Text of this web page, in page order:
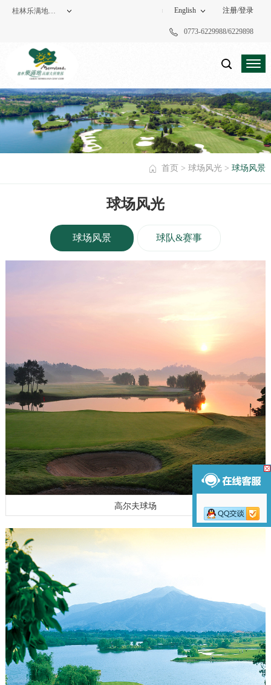
桂林乐满地高尔夫俱乐部 注册/登录
English
0773-6229988/6229898
首页 >球场风光 >球场风景
球场风光
球场风景 球队&赛事
高尔夫球场